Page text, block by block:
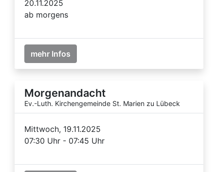
20.11.2025
ab morgens
mehr Infos
Morgenandacht
Ev.-Luth. Kirchengemeinde St. Marien zu Lübeck
Mittwoch, 19.11.2025
07:30 Uhr - 07:45 Uhr